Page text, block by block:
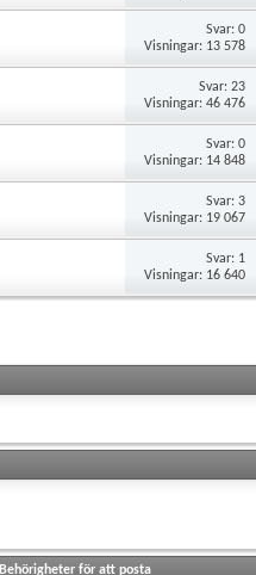
Svar:0
Visningar: 13 578
Svar:23
Visningar: 46 476
Svar:0
Visningar: 14 848
Svar:3
Visningar: 19 067
Svar: 1
Visningar: 16 640
Behörigheter för att posta